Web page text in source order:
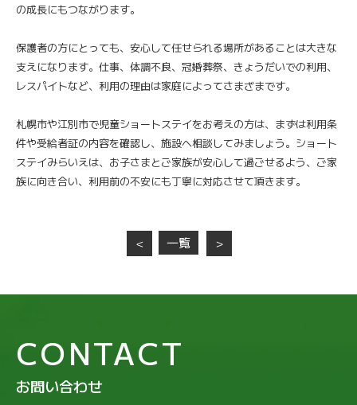
の成長にもつながります。
保護者の方にとっても、安心して任せられる場所があることは大きな
支えになります。仕事、体調不良、冠婚葬祭、きょうだいでの利用、
レスパイトなど、利用の理由は家庭によってさまざまです。
札幌市や江別市で児童ショートステイをお考えの方は、まずは利用条
件や受給者証の内容を確認し、施設へ相談してみましょう。ショート
ステイみらいえは、お子さまとご家族が安心して過ごせるよう、ご家
族に向き合い、利用前の不安にも丁寧に対応させて頂きます。
＜ 一覧 ＞
CONTACT
お問い合わせ